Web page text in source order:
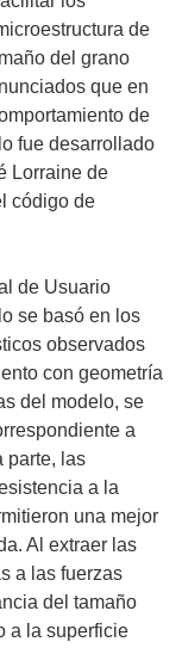
de
del grano
que en
de
fue desarrollado
Lorraine de
código de
de Usuario
se basó en los
observados
con geometría
del modelo, se
a
parte, las
a la
una mejor
Al extraer las
a las fuerzas
del tamaño
a la superficie